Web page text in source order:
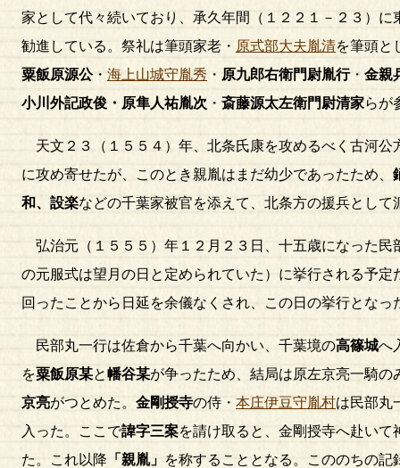
家として代々続いており、承久年間（１２２１－２３）
勧進している。祭礼は筆頭家老・ 原式部大夫胤清を筆頭と
粟飯原源公・ 海上山城守胤秀 ・ 原九郎右衛門尉胤行・ 金親
小川外記政俊・原隼人祐胤次 ・斎藤源太左衛門尉清家らが
天文２３（１５５４）年、北条氏康を攻めるべく古河公
に攻め寄せたが、このとき親胤はまだ幼少であったため、
和、設楽などの千葉家被官を添えて、北条方の援兵とし
弘治元（１５５５）年１２月２３日、十五歳になった民
の元服式は望月の日と定められていた）に挙行される予
回ったことから日延を余儀なくされ、この日の挙行となっ
民部丸一行は佐倉から千葉へ向かい、千葉境の高篠城へ
を粟飯原某と幡谷某が争ったため、結局は原左京亮一騎
京亮がつとめた。 金剛授寺の侍・ 本庄伊豆守胤村は民部丸
入った。ここで諱字三案を請け取ると、金剛授寺へ赴いて
た。これ以降 「親胤」 を称することとなる。こののちの